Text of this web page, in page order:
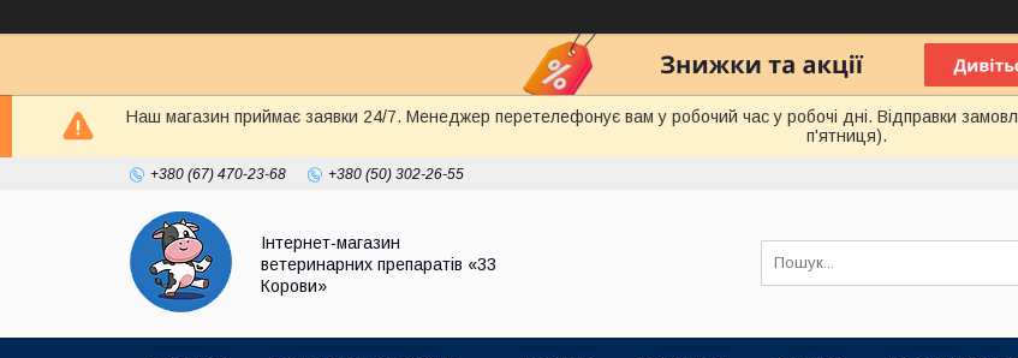
Наш магазин приймає заявки 24/7. Менеджер перетелефонує вам у робочий час у робочі дні. Відправки
п'ятниця).
+380 (67) 470-23-68 +380 (50) 302-26-55
Інтернет-магазин
ветеринарних препаратів «33
Корови»